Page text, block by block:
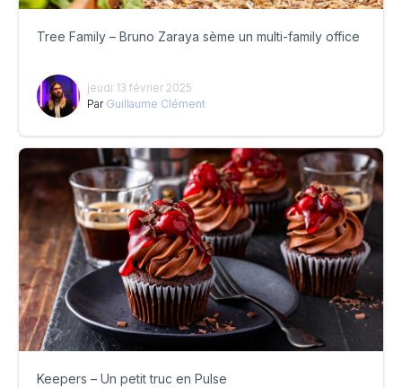
Tree Family – Bruno Zaraya sème un multi-family office
jeudi 13 février 2025
Par Guillaume Clément
Keepers – Un petit truc en Pulse